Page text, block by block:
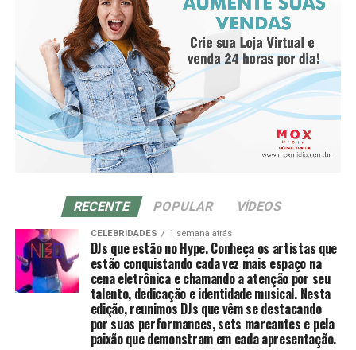
inteligência emocional para lidar com os desafios, visão
para criar novas possibilidades e, principalmente,
consciência coletiva: entender que quando mulheres se
apoiam, todas crescem juntas.
RECENTE POPULAR VÍDEOS
CELEBRIDADES 1 semana atrás
DJs que estão no Hype. Conheça os artistas que
estão conquistando cada vez mais espaço na
cena eletrônica e chamando a atenção por seu
talento, dedicação e identidade musical. Nesta
edição, reunimos DJs que vêm se destacando
por suas performances, sets marcantes e pela
paixão que demonstram em cada apresentação.